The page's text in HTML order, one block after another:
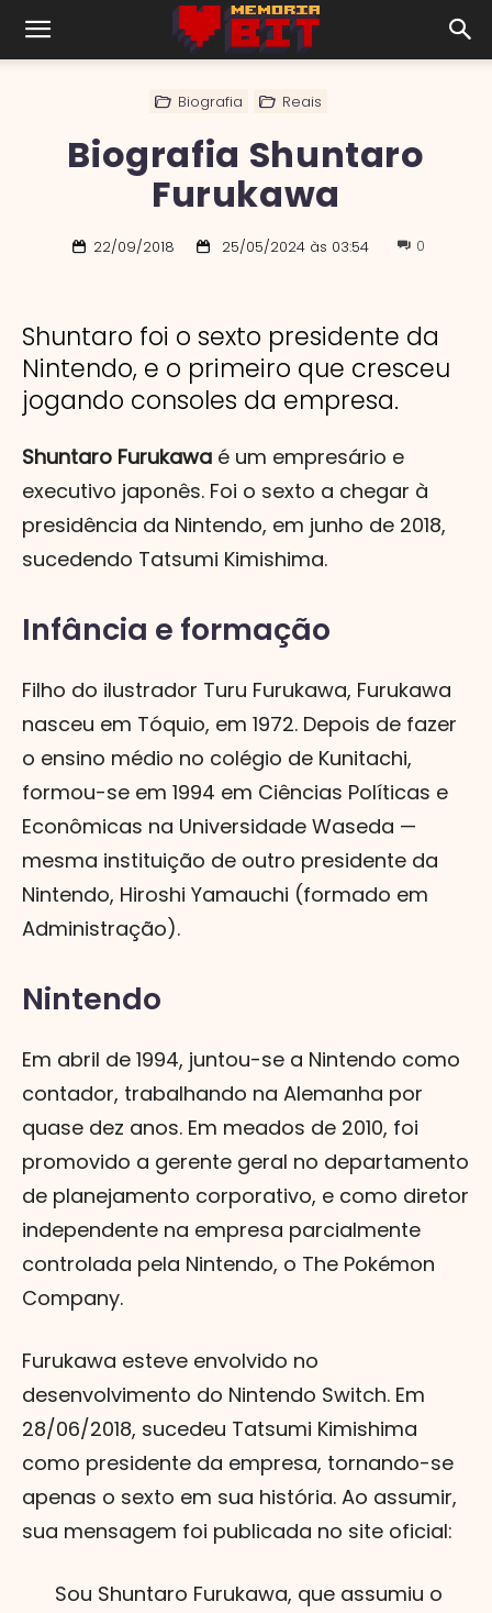
Biografia Reais
Biografia Shuntaro
Furukawa
22/09/2018 25/05/2024 às 03:54 0
Shuntaro foi o sexto presidente da
Nintendo, e o primeiro que cresceu
jogando consoles da empresa.
Shuntaro Furukawa é um empresário e
executivo japonês. Foi o sexto a chegar à
presidência da Nintendo, em junho de 2018,
sucedendo Tatsumi Kimishima.
Infância e formação
Filho do ilustrador Turu Furukawa, Furukawa
nasceu em Tóquio, em 1972. Depois de fazer
o ensino médio no colégio de Kunitachi,
formou-se em 1994 em Ciências Políticas e
Econômicas na Universidade Waseda —
mesma instituição de outro presidente da
Nintendo, Hiroshi Yamauchi (formado em
Administração).
Nintendo
Em abril de 1994, juntou-se a Nintendo como
contador, trabalhando na Alemanha por
quase dez anos. Em meados de 2010, foi
promovido a gerente geral no departamento
de planejamento corporativo, e como diretor
independente na empresa parcialmente
controlada pela Nintendo, o The Pokémon
Company.
Furukawa esteve envolvido no
desenvolvimento do Nintendo Switch. Em
28/06/2018, sucedeu Tatsumi Kimishima
como presidente da empresa, tornando-se
apenas o sexto em sua história. Ao assumir,
sua mensagem foi publicada no site oficial:
Sou Shuntaro Furukawa, que assumiu o